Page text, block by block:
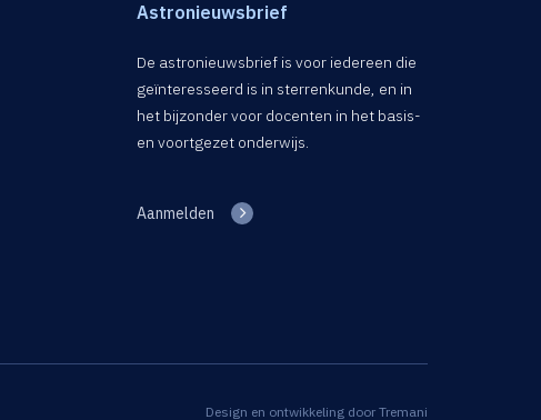
Astronieuwsbrief
De astronieuwsbrief is voor iedereen die
geïnteresseerd is in sterrenkunde, en in
het bijzonder voor docenten in het basis-
en voortgezet onderwijs.
Aanmelden
Design en ontwikkeling door Tremani